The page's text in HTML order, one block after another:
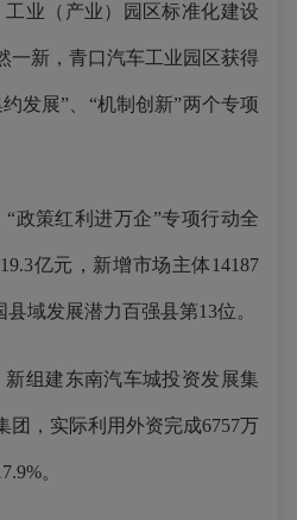
工业（产业）园区标准化建设
一新，青口汽车工业园区获得
发展”、“机制创新”两个专项
“政策红利进万企”专项行动全
亿元，新增市场主体14187
域发展潜力百强县第13位。
新组建东南汽车城投资发展集
团，实际利用外资完成6757万
。